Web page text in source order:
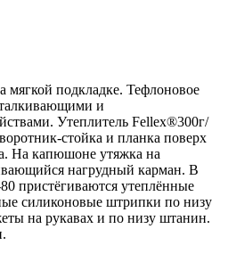
мягкой подкладке. Тефлоновое
и
Утеплитель Fellex®300г/
стойка и планка поверх
На капюшоне утяжка на
нагрудный карман. В
пристёгиваются утеплённые
силиконовые штрипки по низу
на рукавах и по низу штанин.